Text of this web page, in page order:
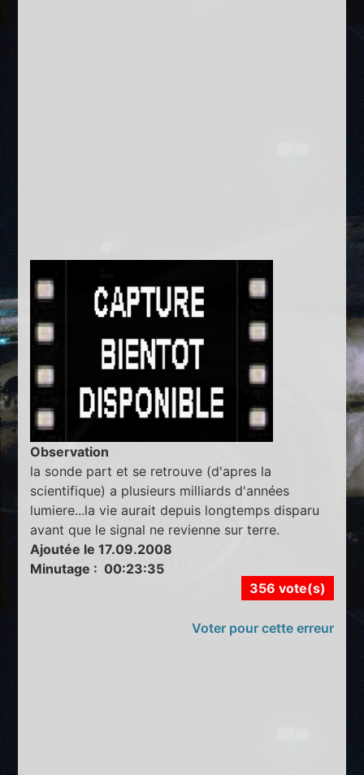
Observation
la sonde part et se retrouve (d'apres la
scientifique) a plusieurs milliards d'années
lumiere...la vie aurait depuis longtemps disparu
avant que le signal ne revienne sur terre.
Ajoutée le 17.09.2008
Minutage : 00:23:35
356 vote(s)
Voter pour cette erreur